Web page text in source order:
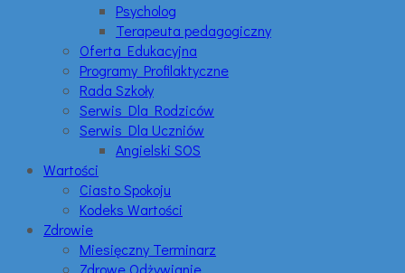
Psycholog
Terapeuta pedagogiczny
Oferta Edukacyjna
Programy Profilaktyczne
Rada Szkoły
Serwis Dla Rodziców
Serwis Dla Uczniów
Angielski SOS
Wartości
Ciasto Spokoju
Kodeks Wartości
Zdrowie
Miesięczny Terminarz
Zdrowe Odżywianie